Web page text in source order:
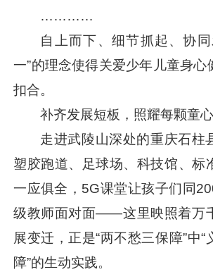
…………
自上而下、细节抓起、协
一”的理念使得关爱少年儿童身心
扣合。
补齐发展短板，照耀每颗童心
走进武陵山深处的重庆石柱
塑胶跑道、足球场、科技馆、标
一应俱全，5G课堂让孩子们同
级教师面对面——这里映照着万
展变迁，正是“两不愁三保障”中
障”的生动实践。